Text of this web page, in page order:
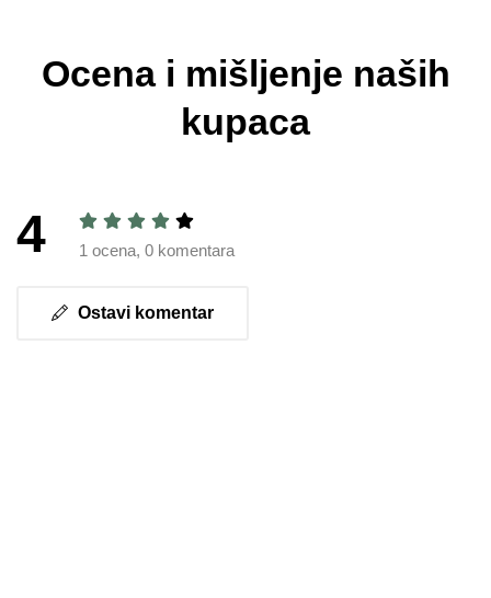
Ocena i mišljenje naših
kupaca
4 1 ocena, 0 komentara
Ostavi komentar